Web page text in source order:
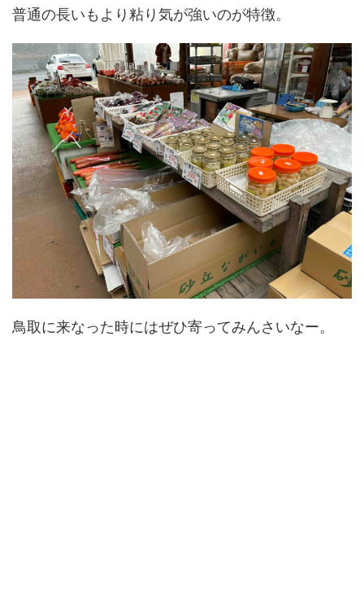
普通の長いもより粘り気が強いのが特徴。
鳥取に来なった時にはぜひ寄ってみんさいなー。